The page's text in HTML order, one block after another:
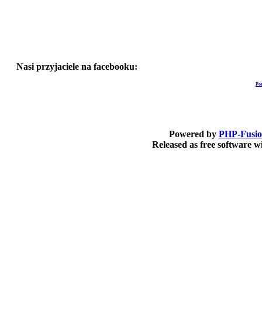
Nasi przyjaciele na facebooku:
Powered by PHP-
Released as free software